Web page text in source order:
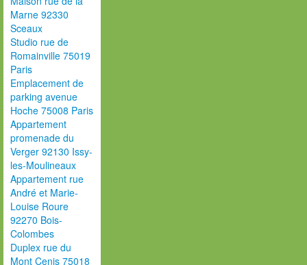
Marne 92330
Sceaux
Studio rue de
Romainville 75019
Paris
Emplacement de
parking avenue
Hoche 75008 Paris
Appartement
promenade du
Verger 92130 Issy-
les-Moulineaux
Appartement rue
André et Marie-
Louise Roure
92270 Bois-
Colombes
Duplex rue du
Mont Cenis 75018